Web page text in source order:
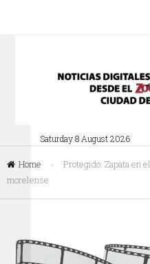
Saturday 8 August 2026
Home »
Protegido: Zapata en
morelense